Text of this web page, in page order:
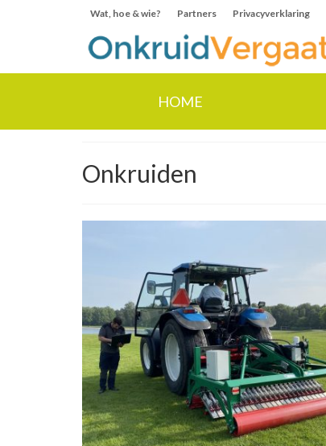
Wat, hoe & wie? Partners Privacyverklaring
HOME
Onkruiden